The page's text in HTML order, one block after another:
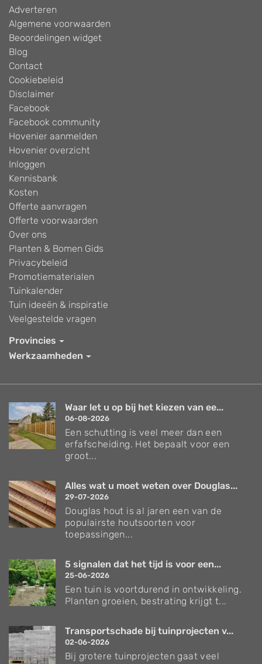
Adverteren
Algemene voorwaarden
Beoordelingen widget
Blog
Contact
Cookiebeleid
Disclaimer
Facebook
Facebook community
Hovenier aanmelden
Hovenier overzicht
Inloggen
Kennisbank
Kosten
Offerte aanvragen
Offerte voorwaarden
Over ons
Planten & Bomen Gids
Privacybeleid
Promotiematerialen
Tuinkalender
Tuin ideeën & inspiratie
Veelgestelde vragen
Provincies
Werkzaamheden
Waar let u op bij het kiezen van ee...
06-08-2026
Een schutting is veel meer dan een
erfafscheiding. Het bepaalt voor een
groot...
Alles wat u moet weten over Douglas...
29-07-2026
Douglas hout is al jaren een van de
populairste houtsoorten voor
toepassingen...
5 signalen dat het tijd is voor een...
25-06-2026
Een tuin is voortdurend in ontwikkeling.
Planten groeien, bestrating krijgt t...
Transportschade bij tuinprojecten v...
02-06-2026
Bij grotere tuinprojecten gaat veel